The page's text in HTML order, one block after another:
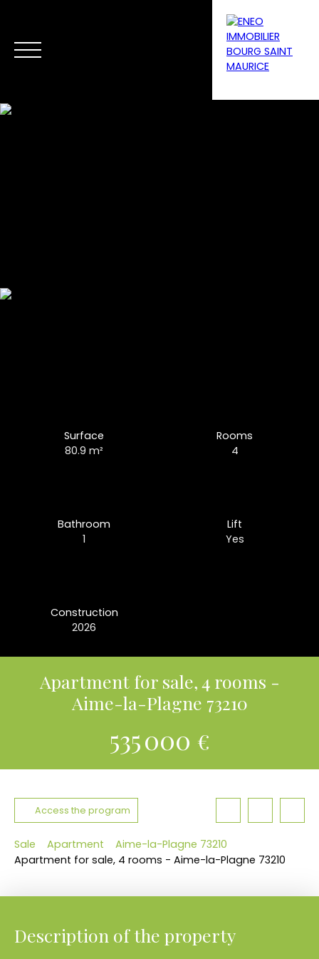
Surface
80.9m²
Rooms
4
Bathroom
1
Lift
Yes
Construction
2026
Apartment for sale, 4 rooms -
Aime-la-Plagne 73210
535 000 €
Access the program
Sale Apartment
Aime-la-Plagne 73210
Apartment for sale, 4 rooms - Aime-la-Plagne 73210
Description of the property